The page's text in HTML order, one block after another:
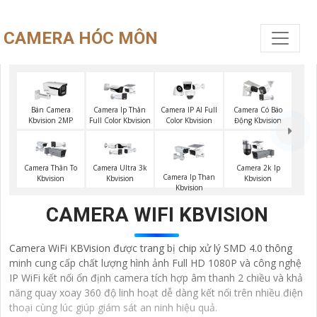
CAMERA HÓC MÔN
Bán Camera
Kbvision 2MP
Camera Ip Thân
Full Color Kbvision
Camera IP AI Full
Color Kbvision
Camera Có Báo
Động Kbvision
Camera Thân To
Kbvision
Camera Ultra 3k
Kbvision
Camera Ip Than
Kbvision
Camera 2k Ip
Kbvision
CAMERA WIFI KBVISION
Camera WiFi KBVision được trang bị chip xử lý SMD 4.0 thông
minh cung cấp chất lượng hình ảnh Full HD 1080P và công nghệ
IP WiFi kết nối ổn định camera tích hợp âm thanh 2 chiều và khả
năng quay xoay 360 độ linh hoạt dễ dàng kết nối trên nhiều điện
thoại cùng lúc giúp giám sát an ninh hiệu quả.